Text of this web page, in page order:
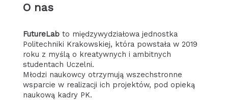
O nas
FutureLabto międzywydziałowa jednostka
Politechniki Krakowskiej, która powstała w 2019
roku z myślą o kreatywnych i ambitnych
studentach Uczelni.
Młodzi naukowcy otrzymują wszechstronne
wsparcie w realizacji ich projektów, pod opieką
naukową kadry PK.